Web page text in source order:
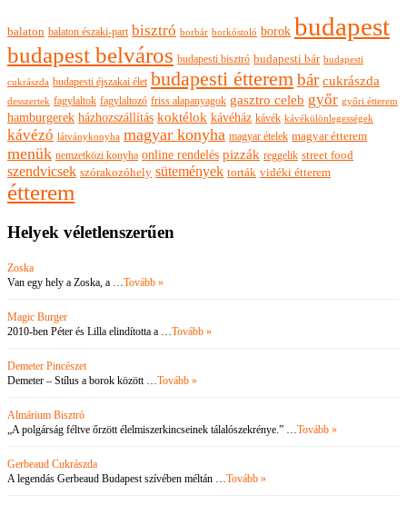
balaton balaton északi-part bisztró borbár borkóstoló borok budapest
budapest belváros budapesti bisztró budapesti bár budapesti
cukrászda budapesti éjszakai élet budapesti étterembár cukrászda
desszertek fagylaltok fagylaltozó friss alapanyagok gasztro celeb győr győri étterem
hamburgerek házhozszállítás koktélok kávéház kávék kávékülönlegességek
kávézó látványkonyha magyar konyha magyar ételek magyar étterem
menük nemzetközi konyha online rendelés pizzák reggelik street food
szendvicsek szórakozóhely sütemények torták vidéki étterem
étterem
Helyek véletlenszerűen
Zoska
Van egy hely a Zoska, a …Tovább »
Magic Burger
2010-ben Péter és Lilla elindította a …Tovább »
Demeter Pincészet
Demeter – Stílus a borok között …Tovább »
Almárium Bisztró
„A polgárság féltve őrzött élelmiszerkincseinek tálalószekrénye.” …Tovább »
Gerbeaud Cukrászda
A legendás Gerbeaud Budapest szívében méltán …Tovább »